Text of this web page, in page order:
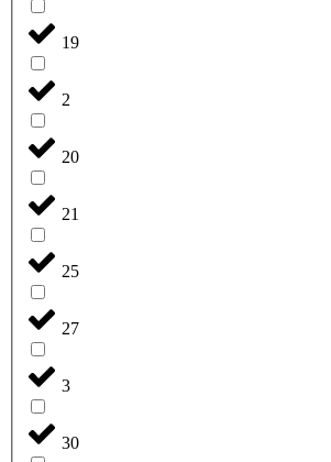
19
2
20
21
25
27
3
30